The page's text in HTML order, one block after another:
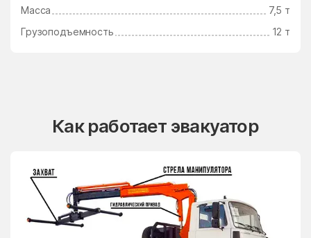
Масса
7,5 т
Грузоподъемность
12 т
Как работает эвакуатор